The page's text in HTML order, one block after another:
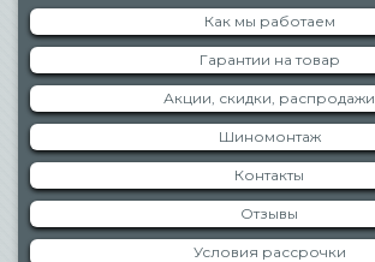
Как мы работаем
Гарантии на товар
Акции, скидки, распродажи
Шиномонтаж
Контакты
Отзывы
Условия рассрочки